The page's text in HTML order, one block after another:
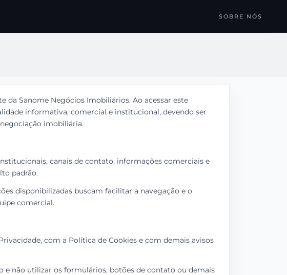
SOBRE NÓS
da Sanome Negócios Imobiliários. Ao acessar este
informativa, comercial e institucional, devendo ser
imobiliária.
canais de contato, informações comerciais e
padrão.
disponibilizadas buscam facilitar a navegação e o
comercial.
com a Política de Cookies e com demais avisos
e não utilizar os formulários, botões de contato ou demais